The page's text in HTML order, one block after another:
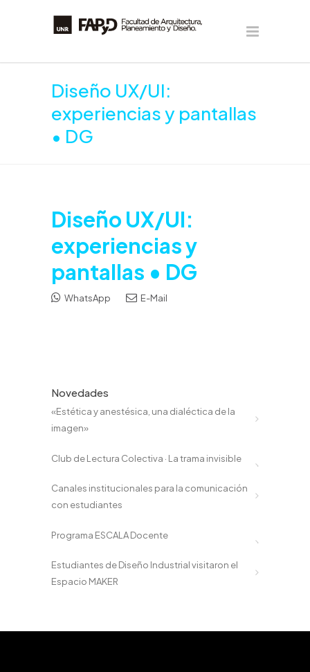
Diseño UX/UI:
experiencias y pantallas
• DG
Diseño UX/UI:
experiencias y
pantallas • DG
WhatsApp E-Mail
Novedades
«Estética y anestésica, una dialéctica de la
imagen»
Club de Lectura Colectiva · La trama invisible
Canales institucionales para la comunicación
con estudiantes
Programa ESCALA Docente
Estudiantes de Diseño Industrial visitaron el
Espacio MAKER